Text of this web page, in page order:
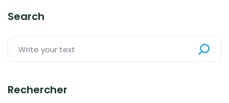
Search
Rechercher